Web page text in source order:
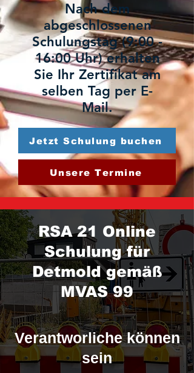
Nach dem
abgeschlossenen
Schulungstag (9:00 -
16:00 Uhr) erhalten
Sie Ihr Zertifikat am
selben Tag per E-
Mail.
Jetzt Schulung buchen
Unsere Termine
RSA 21 Online
Schulung für
Detmold gemäß
MVAS 99
Verantworliche können
sein